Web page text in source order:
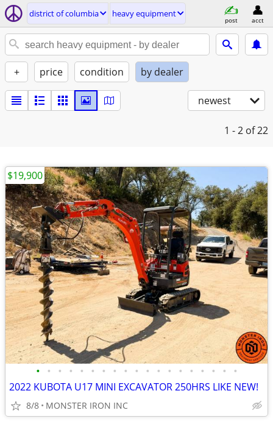
district of columbia heavy equipment
post acct
+ price condition by dealer
newest
1 - 2 of 22
• • • • • • • • • • • • • • • • • • •
2022 KUBOTA U17 MINI EXCAVATOR 250HRS LIKE NEW!
8/8 MONSTER IRON INC
$19,900